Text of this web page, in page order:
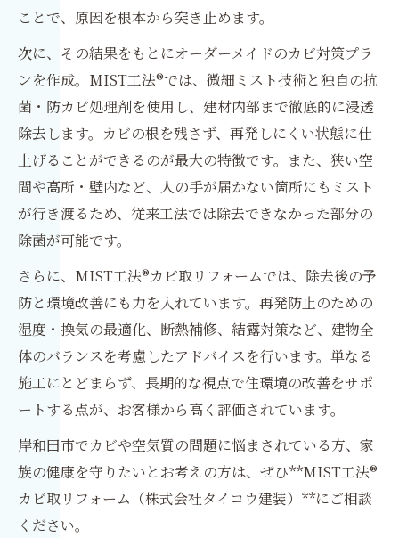
ことで、原因を根本から突き止めます。
次に、その結果をもとにオーダーメイドのカビ対策プラ
ンを作成。MIST工法®では、微細ミスト技術と独自の抗
菌・防カビ処理剤を使用し、建材内部まで徹底的に浸透
除去します。カビの根を残さず、再発しにくい状態に仕
上げることができるのが最大の特徴です。また、狭い空
間や高所・壁内など、人の手が届かない箇所にもミスト
が行き渡るため、従来工法では除去できなかった部分の
除菌が可能です。
さらに、MIST工法®カビ取リフォームでは、除去後の予
防と環境改善にも力を入れています。再発防止のための
湿度・換気の最適化、断熱補修、結露対策など、建物全
体のバランスを考慮したアドバイスを行います。単なる
施工にとどまらず、長期的な視点で住環境の改善をサポ
ートする点が、お客様から高く評価されています。
岸和田市でカビや空気質の問題に悩まされている方、家
族の健康を守りたいとお考えの方は、ぜひ**MIST工法®
カビ取リフォーム（株式会社タイコウ建装）**にご相談
ください。